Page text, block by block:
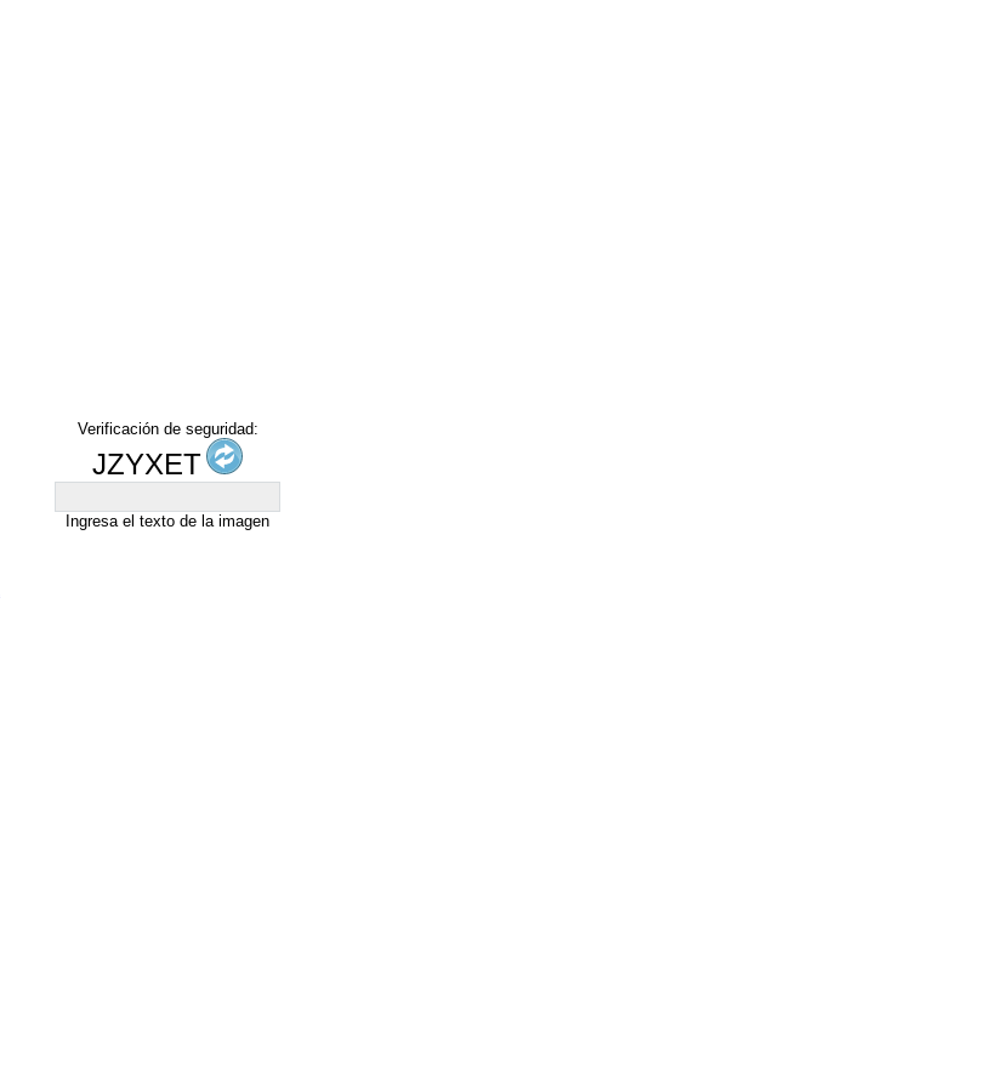
Verificación de seguridad:
JZYXET
Ingresa el texto de la imagen